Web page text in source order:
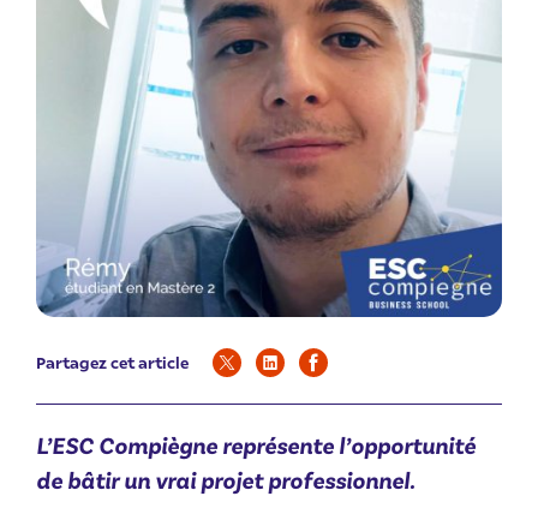
Partagez cet article
L’ESC Compiègne représente l’opportunité
de bâtir un vrai projet professionnel.